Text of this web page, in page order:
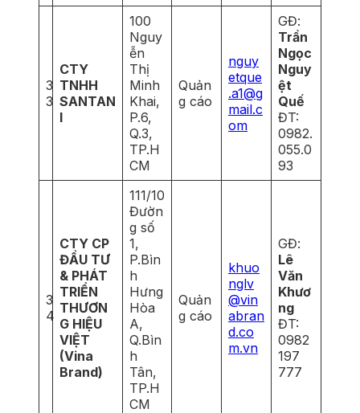
3
3
CTY
TNHH
SANTAN
I
100
Nguy
ễn
Thị
Minh
Khai,
P.6,
Q.3,
TP.H
CM
Quản
g cáo
nguy
etque
.a1@g
mail.c
om
GĐ:
Trần
Ngọc
Nguy
ệt
Quế
ĐT:
0982.
055.0
93
3
4
CTY CP
ĐẦU TƯ
& PHÁT
TRIỂN
THƯƠN
G HIỆU
VIỆT
(Vina
Brand)
111/10
Đườn
g số
1,
P.Bìn
h
Hưng
Hòa
A,
Q.Bìn
h
Tân,
TP.H
CM
Quản
g cáo
khuo
nglv
@vin
abran
d.co
m.vn
GĐ:
Lê
Văn
Khươ
ng
ĐT:
0982
197
777